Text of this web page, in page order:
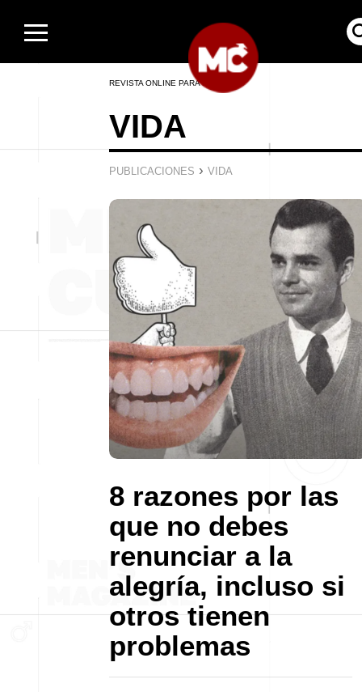
REVISTA ONLINE PARA HOMBRES
VIDA
PUBLICACIONES › VIDA
8 razones por las
que no debes
renunciar a la
alegría, incluso si
otros tienen
problemas